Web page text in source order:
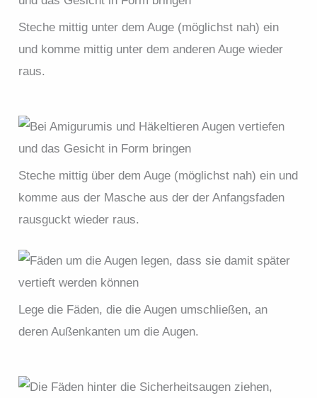
Steche mittig unter dem Auge (möglichst nah) ein
und komme mittig unter dem anderen Auge wieder
raus.
Steche mittig über dem Auge (möglichst nah) ein und
komme aus der Masche aus der der Anfangsfaden
rausguckt wieder raus.
Lege die Fäden, die die Augen umschließen, an
deren Außenkanten um die Augen.